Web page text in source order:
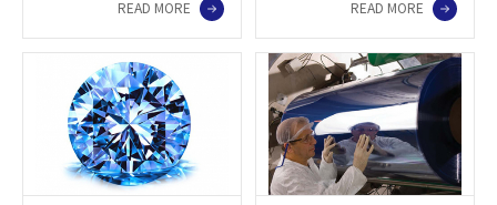
紫外、可见和近红外。该
八通道光谱仪采用了19英
寸机架式机箱。
READ MORE
面反射的影响， 测量采用
8°斜角（D/8 SPIN）测量
模式。
READ MORE